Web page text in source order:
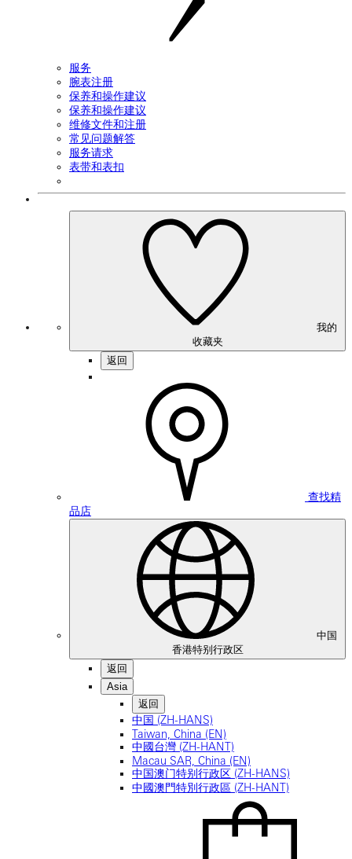
服务
腕表注册
保养和操作建议
保养和操作建议
维修文件和注册
常见问题解答
服务请求
表带和表扣
收藏夹
返回
查找精
品店
中国
香港特别行政区
返回
Asia
返回
中国 (ZH-HANS)
Taiwan, China (EN)
中國台灣 (ZH-HANT)
Macau SAR, China (EN)
中国澳门特别行政区 (ZH-HANS)
中國澳門特別行政區 (ZH-HANT)